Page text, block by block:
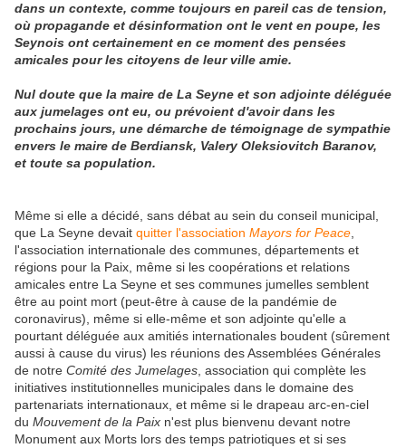
dans un contexte, comme toujours en pareil cas de tension,
où propagande et désinformation ont le vent en poupe, les
Seynois ont certainement en ce moment des pensées
amicales pour les citoyens de leur ville amie.
Nul doute que la maire de La Seyne et son adjointe déléguée
aux jumelages ont eu, ou prévoient d'avoir dans les
prochains jours, une démarche de témoignage de sympathie
envers le maire de Berdiansk, Valery Oleksiovitch Baranov,
et toute sa population.
Même si elle a décidé, sans débat au sein du conseil municipal,
que La Seyne devait quitter l'association Mayors for Peace
l'association internationale des communes, départements et
régions pour la Paix, même si les coopérations et relations
amicales entre La Seyne et ses communes jumelles semblent
être au point mort (peut-être à cause de la pandémie de
coronavirus), même si elle-même et son adjointe qu'elle a
pourtant déléguée aux amitiés internationales boudent (sûrement
aussi à cause du virus) les réunions des Assemblées Générales
de notre Comité des Jumelages , association qui complète les
initiatives institutionnelles municipales dans le domaine des
partenariats internationaux, et même si le drapeau arc-en-ciel
du Mouvement de la Paix n'est plus bienvenu devant notre
Monument aux Morts lors des temps patriotiques et si ses